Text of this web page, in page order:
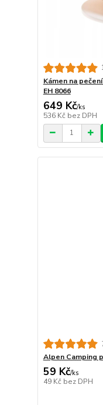
Kámen na
EH 8066
649 Kč/ks
536 Kč bez DPH
Alpen Camping
59 Kč/ks
49 Kč bez DPH